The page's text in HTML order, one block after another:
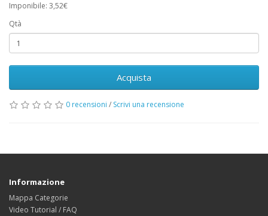
Imponibile: 3,52€
Qtà
Acquista
0 recensioni / Scrivi una recensione
Informazione
Mappa Categorie
Video Tutorial / FAQ